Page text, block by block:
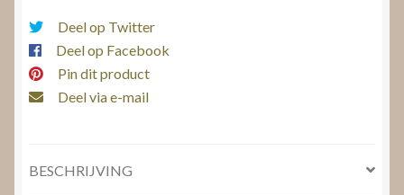
Deel op Twitter
Deel op Facebook
Pin dit product
Deel via e-mail
BESCHRIJVING